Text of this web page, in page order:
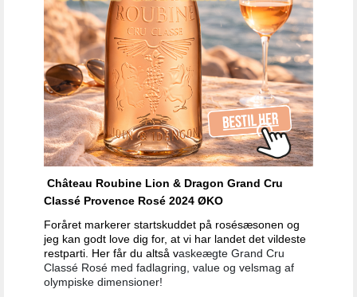
Château Roubine Lion & Dragon Grand Cru
Classé Provence Rosé 2024 ØKO
Foråret markerer startskuddet på rosésæsonen og
jeg kan godt love dig for, at vi har landet det vildeste
restparti. Her får du altså vaskeægte Grand Cru
Classé Rosé med fadlagring, value og velsmag af
olympiske dimensioner!